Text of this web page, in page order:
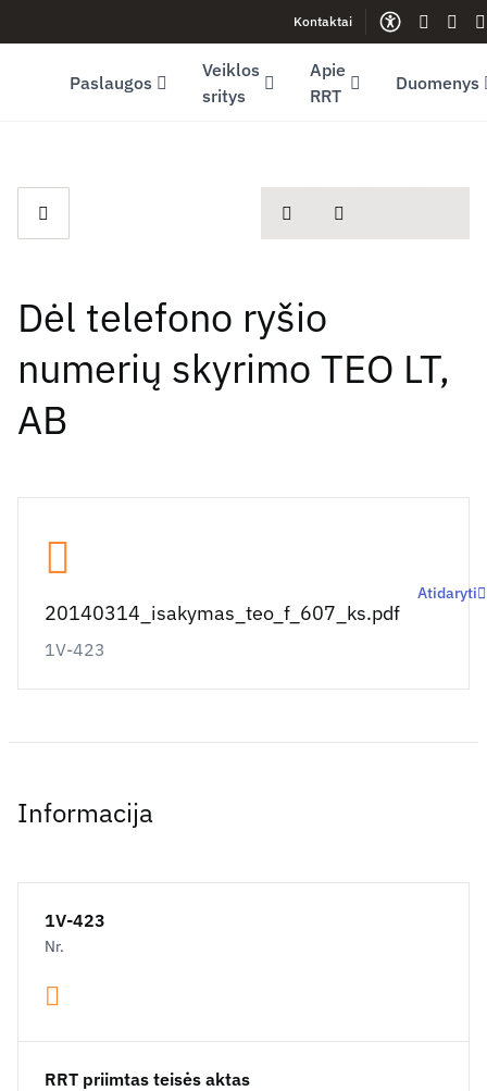
Kontaktai
Gestų
Paslaugos
Veiklos
sritys
Apie
RRT
Duomenys
spausdintiDalintis
Dėl telefono ryšio
numerių skyrimo TEO LT,
AB
20140314_isakymas_teo_f_607_ks.pdf
1V-423
Atidaryti
Informacija
1V-423
Nr.
RRT priimtas teisės aktas